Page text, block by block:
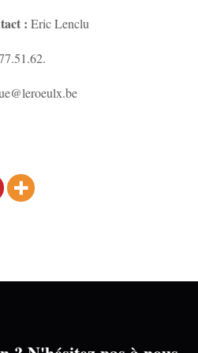
: Eric Lenclu
77.51.62.